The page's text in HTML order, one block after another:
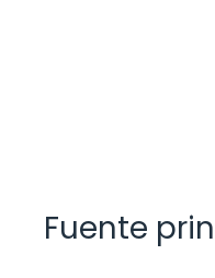
Fuente